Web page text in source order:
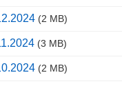
(2 MB)
(3 MB)
(2 MB)